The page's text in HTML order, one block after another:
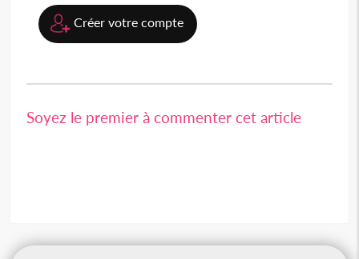
Créer votre compte
Soyez le premier à commenter cet article